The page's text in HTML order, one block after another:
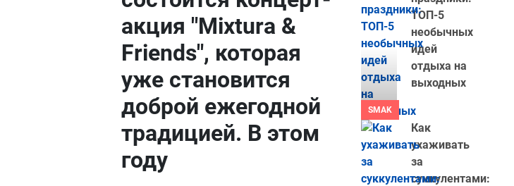
акция "Mixtura &
Friends", которая
уже становится
доброй ежегодной
традицией. В этом
году
SMAK
ТОП-5
необычных
идей
отдыха на
выходных
Как
ухаживать
за
суккулентами: